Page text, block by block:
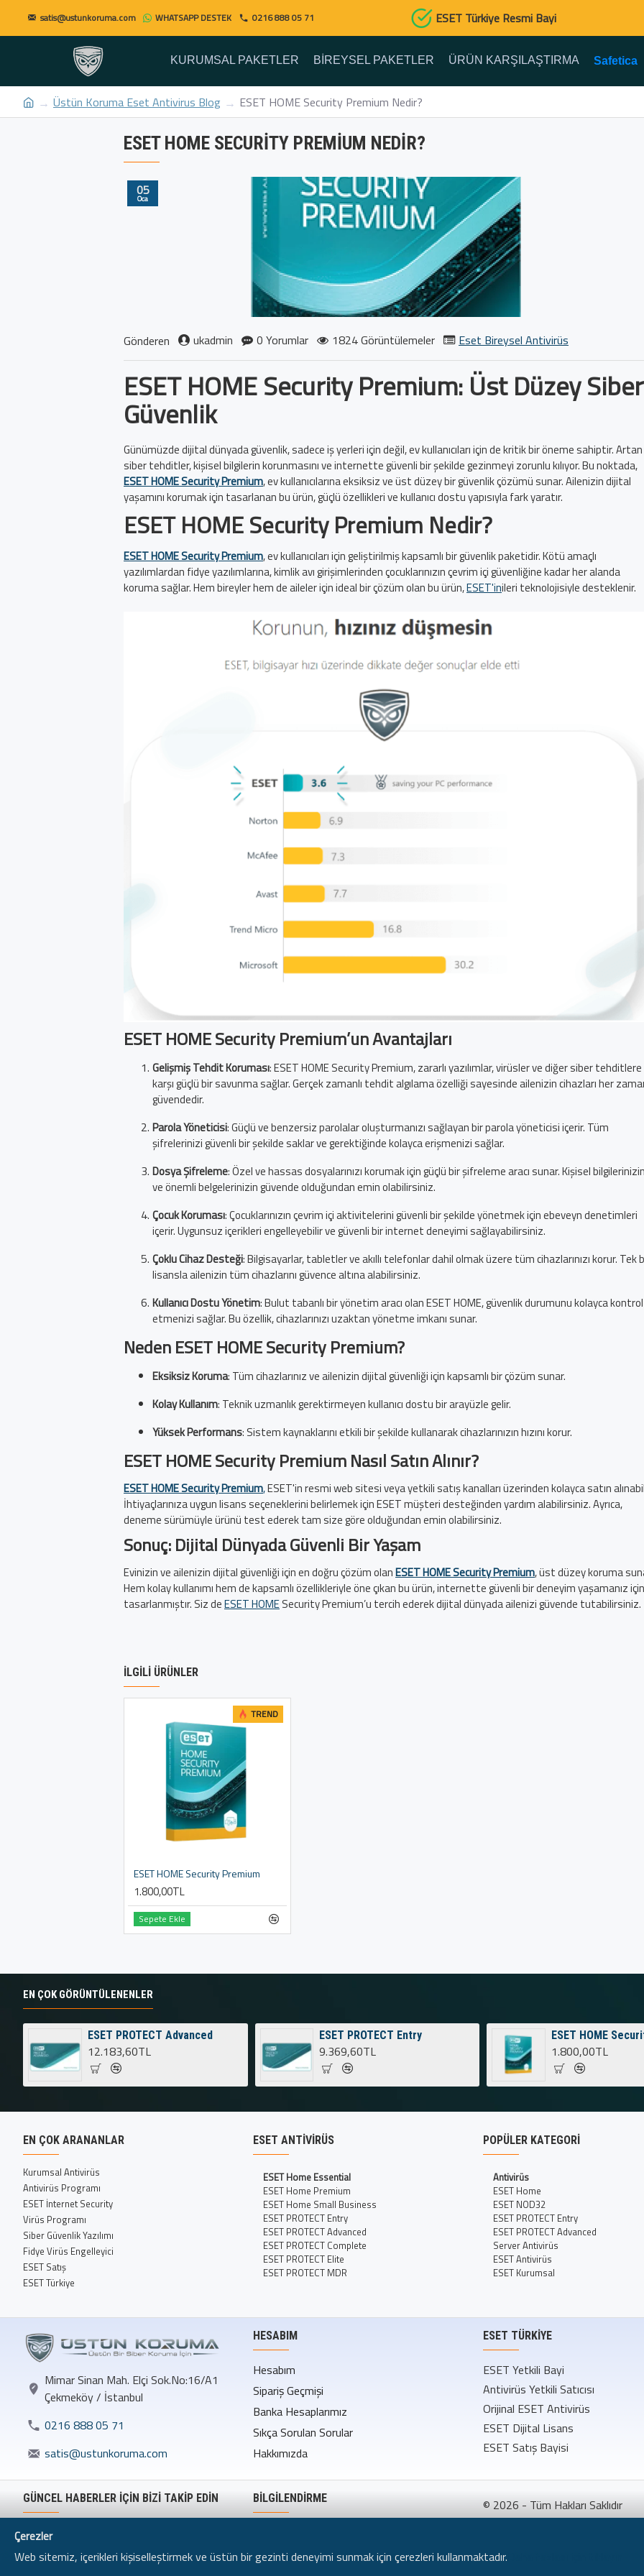
satis@ustunkoruma.com WHATSAPP DESTEK 0216 888 05 71 ESET Türkiye Resmi Bayi
KURUMSAL PAKETLER BIREYSEL PAKETLER ÜRÜN KARŞILAŞTIRMA Safetica
Üstün Koruma Eset Antivirus Blog ESET HOME Security Premium Nedir?
ESET HOME SECURITY PREMIUM NEDIR?
05
Oca
Gönderen ukadmin 0 Yorumlar 1824 Görüntülemeler Eset Bireysel Antivirüs
ESET HOME Security Premium: Üst Düzey Siber
Güvenlik
Günümüzde dijital dünyada güvenlik, sadece iş yerleri için değil, ev kullanıcıları için de kritik bir öneme sahiptir. Artan
siber tehditler, kişisel bilgilerin korunmasını ve internette güvenli bir şekilde gezinmeyi zorunlu kılıyor. Bu noktada,
ESET HOME Security Premium, ev kullanıcılarına eksiksiz ve üst düzey bir güvenlik çözümü sunar. Ailenizin dijital
yaşamını korumak için tasarlanan bu ürün, güçlü özellikleri ve kullanıcı dostu yapısıyla fark yaratır.
ESET HOME Security Premium Nedir?
ESET HOME Security Premium, ev kullanıcıları için geliştirilmiş kapsamlı bir güvenlik paketidir. Kötü amaçlı
yazılımlardan fidye yazılımlarına, kimlik avı girişimlerinden çocuklarınızın çevrim içi güvenliğine kadar her alanda
koruma sağlar. Hem bireyler hem de aileler için ideal bir çözüm olan bu ürün,ESET'inileri teknolojisiyle desteklenir.
ESET HOME Security Premium’un Avantajları
Gelişmiş Tehdit Koruması: ESET HOME Security Premium, zararlı yazılımlar, virüsler ve diğer siber tehditlere
karşı güçlü bir savunma sağlar. Gerçek zamanlı tehdit algılama özelliği sayesinde ailenizin cihazları her
güvendedir.
Parola Yöneticisi: Güçlü ve benzersiz parolalar oluşturmanızı sağlayan bir parola yöneticisi içerir. Tüm
şifrelerinizi güvenli bir şekilde saklar ve gerektiğinde kolayca erişmenizi sağlar.
Dosya Şifreleme: Özel ve hassas dosyalarınızı korumak için güçlü bir şifreleme aracı sunar. Kişisel bilgilerinizin
ve önemli belgelerinizin güvende olduğundan emin olabilirsiniz.
Çocuk Koruması: Çocuklarınızın çevrim içi aktivitelerini güvenli bir şekilde yönetmek için ebeveyn denetimleri
içerir. Uygunsuz içerikleri engelleyebilir ve güvenli bir internet deneyimi sağlayabilirsiniz.
Çoklu Cihaz Desteği: Bilgisayarlar, tabletler ve akıllı telefonlar dahil olmak üzere tüm cihazlarınızı korur. Tek
lisansla ailenizin tüm cihazlarını güvence altına alabilirsiniz.
Kullanıcı Dostu Yönetim: Bulut tabanlı bir yönetim aracı olan ESET HOME, güvenlik durumunu kolayca kontrol
etmenizi sağlar. Bu özellik, cihazlarınızı uzaktan yönetme imkanı sunar.
Neden ESET HOME Security Premium?
Eksiksiz Koruma: Tüm cihazlarınız ve ailenizin dijital güvenliği için kapsamlı bir çözüm sunar.
Kolay Kullanım: Teknik uzmanlık gerektirmeyen kullanıcı dostu bir arayüzle gelir.
Yüksek Performans: Sistem kaynaklarını etkili bir şekilde kullanarak cihazlarınızın hızını korur.
ESET HOME Security Premium Nasıl Satın Alınır?
ESET HOME Security Premium,ESET'in resmi web sitesi veya yetkili satış kanalları üzerinden kolayca satın
İhtiyaçlarınıza uygun lisans seçeneklerini belirlemek için ESET müşteri desteğinden yardım alabilirsiniz. Ayrıca,
deneme sürümüyle ürünü test ederek tam size göre olduğundan emin olabilirsiniz.
Sonuç: Dijital Dünyada Güvenli Bir Yaşam
Evinizin ve ailenizin dijital güvenliği için en doğru çözüm olanESET HOME Security Premium, üst düzey koruma
Hem kolay kullanımı hem de kapsamlı özellikleriyle öne çıkan bu ürün, internette güvenli bir deneyim yaşamanız için
tasarlanmıştır. Siz deESET HOMESecurity Premium’u tercih ederek dijital dünyada ailenizi güvende tutabilirsiniz.
İLGILI ÜRÜNLER
TREND
ESET HOME Security Premium
1.800,00TL
Sepete Ekle
EN ÇOK GÖRÜNTÜLENENLER
ESET PROTECT Advanced
12.183,60TL
ESET PROTECT Entry
9.369,60TL
ESET HOME
1.800,00TL
EN ÇOK ARANANLAR
Kurumsal Antivirüs
Antivirüs Programı
ESET İnternet Security
Virüs Programı
Siber Güvenlik Yazılımı
Fidye Virüs Engelleyici
ESET Satış
ESET Türkiye
ESET ANTIVIRÜS
ESET Home Essential
ESET Home Premium
ESET Home Small Business
ESET PROTECT Entry
ESET PROTECT Advanced
ESET PROTECT Complete
ESET PROTECT Elite
ESET PROTECT MDR
POPÜLER KATEGORI
Antivirüs
ESET Home
ESET NOD32
ESET PROTECT Entry
ESET PROTECT Advanced
Server Antivirüs
ESET Antivirüs
ESET Kurumsal
Mimar Sinan Mah. Elçi Sok.No:16/A1
Çekmeköy / İstanbul
0216 888 05 71
satis@ustunkoruma.com
HESABIM
Hesabım
Sipariş Geçmişi
Banka Hesaplarımız
Sıkça Sorulan Sorular
Hakkımızda
ESET TÜRKIYE
ESET Yetkili Bayi
Antivirüs Yetkili Satıcısı
Orijinal ESET Antivirüs
ESET Dijital Lisans
ESET Satış Bayisi
GÜNCEL HABERLER İÇİN BİZİ TAKİP EDİN BILGILENDIRME
Gizlilik Politikası
© 2026 - Tüm Hakları Saklıdır
Çerezler
Web sitemiz, içerikleri kişiselleştirmek ve üstün bir gezinti deneyimi sunmak için çerezleri kullanmaktadır.